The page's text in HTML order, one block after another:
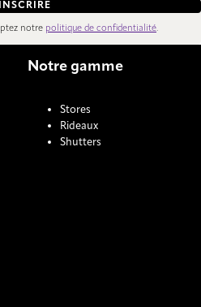
notre politique de confidentialité.
Notre gamme
Stores
Rideaux
Shutters